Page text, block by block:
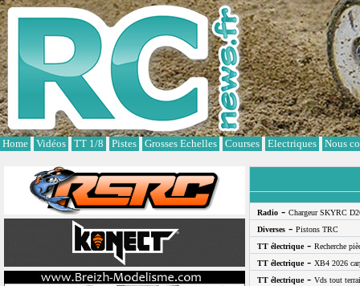
Home Vidéos TT 1/8 Pistes Grosses Echelles Courses Electriques Nous
Radio - Chargeur SKYRC
Diverses - Pistons TRC
TT électrique- Recherche
TT électrique- XB4 2026
TT électrique- Vds tout
Cookies management panel